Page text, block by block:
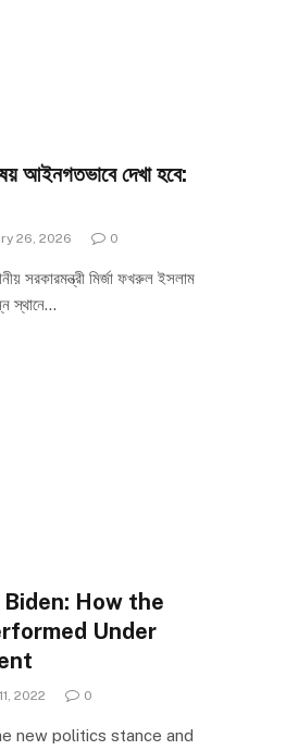
আইনগতভাবে দেখা হবে:
26, 2026 0
সরকারমন্ত্রী মির্জা ফখরুল ইসলাম
স্থানে…
Biden: How the
Under
2022 0
new politics stance and